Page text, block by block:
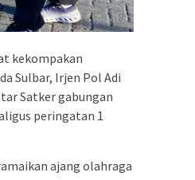
kekompakan
Sulbar, Irjen Pol Adi
Satker gabungan
peringatan 1
ajang olahraga